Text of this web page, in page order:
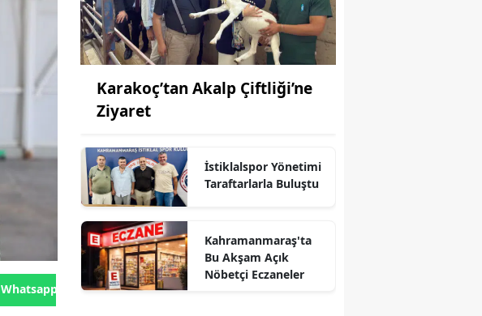
Whatsapp'tan Gönder
Karakoç’tan Akalp Çiftliği’ne
Ziyaret
İstiklalspor Yönetimi
Taraftarlarla Buluştu
Kahramanmaraş'ta
Bu Akşam Açık
Nöbetçi Eczaneler